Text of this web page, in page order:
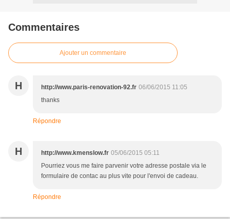
Commentaires
Ajouter un commentaire
H http://www.paris-renovation-92.fr 06/06/2015 11:05
thanks
Répondre
H http://www.kmenslow.fr 05/06/2015 05:11
Pourriez vous me faire parvenir votre adresse postale via le
formulaire de contac au plus vite pour l'envoi de cadeau.
Répondre